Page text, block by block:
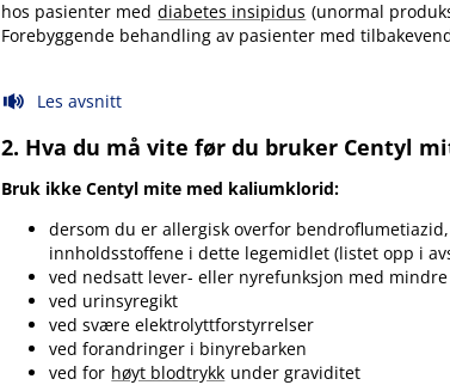
hos pasienter med diabetes insipidus (unormal
Forebyggende behandling av pasienter med
Les avsnitt
2. Hva du må vite før du bruker Centyl
Bruk ikke Centyl mite med kaliumklorid:
dersom du er allergisk overfor
innholdsstoffene i dette legemidlet (listet opp i
ved nedsatt lever- eller nyrefunksjon med
ved urinsyregikt
ved svære elektrolyttforstyrrelser
ved forandringer i binyrebarken
ved for høyt blodtrykk under graviditet